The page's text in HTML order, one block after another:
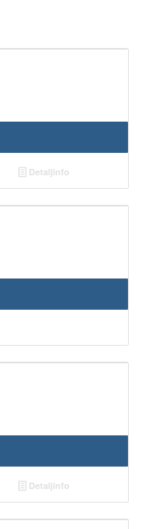
Detaljinfo
Detaljinfo